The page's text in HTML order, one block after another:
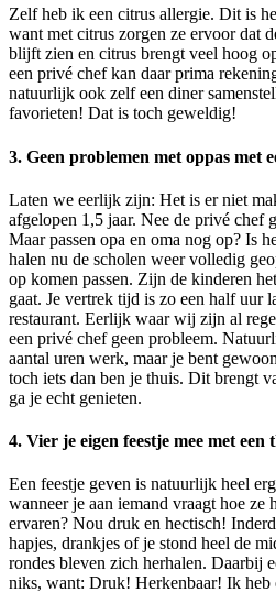
Zelf heb ik een citrus allergie. Dit is
want met citrus zorgen ze ervoor dat
blijft zien en citrus brengt veel hoog
een privé chef kan daar prima
natuurlijk ook zelf een diner
favorieten! Dat is toch geweldig!
3. Geen problemen met oppas met
Laten we eerlijk zijn: Het is er niet
afgelopen 1,5 jaar. Nee de privé chef
Maar passen opa en oma nog op? Is
halen nu de scholen weer volledig
op komen passen. Zijn de kinderen
gaat. Je vertrek tijd is zo een half uur
restaurant. Eerlijk waar wij zijn al
een privé chef geen probleem.
aantal uren werk, maar je bent
toch iets dan ben je thuis. Dit brengt
ga je echt genieten.
4. Vier je eigen feestje mee met een
Een feestje geven is natuurlijk heel
wanneer je aan iemand vraagt hoe ze
ervaren? Nou druk en hectisch!
hapjes, drankjes of je stond heel de
rondes bleven zich herhalen. Daarbij
niks, want: Druk! Herkenbaar! Ik heb